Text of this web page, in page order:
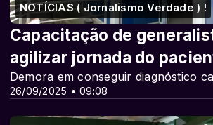
NOTÍCIAS ( Jornalismo Verdade ) !
26/09/2025 • 09:08
Capacitação de
agilizar jornada do
Demora em conseguir diagnóstico